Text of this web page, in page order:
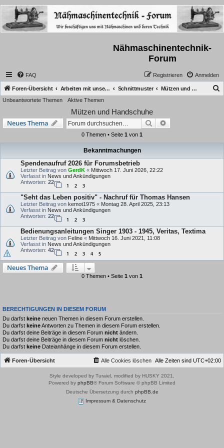
Nähmaschinentechnik-
Forum
FAQ Anmelden
Registrieren
Foren-Übersicht Arbeiten mit unseren Maschinen Schnittmuster Mützen und Handschuhe
Unbeantwortete Themen Aktive Themen
Mützen und Handschuhe
Neues Thema Suche
0 Themen • Seite 1 von 1
Bekanntmachungen
Spendenaufruf 2026 für Forumsbetrieb
Letzter Beitrag von GerdK « Mittwoch 17. Juni 2026, 22:22
Verfasst in News und Ankündigungen
Antworten: 22
1 2 3
"Seht das Leben positiv" - Nachruf für Thomas Hansen
Letzter Beitrag von kemot1975 « Montag 28. April 2025, 23:13
Verfasst in News und Ankündigungen
Antworten: 22
1 2 3
Bedienungsanleitungen Singer 1903 - 1945, Veritas, Textima
Letzter Beitrag von Feline « Mittwoch 16. Juni 2021, 11:08
Verfasst in News und Ankündigungen
Antworten: 42
1 2 3 4 5
Neues Thema
0 Themen • Seite 1 von 1
BERECHTIGUNGEN IN DIESEM FORUM
Du darfst keine neuen Themen in diesem Forum erstellen.
Du darfst keineAntworten zu Themen in diesem Forum erstellen.
Du darfst deine Beiträge in diesem Forum nicht ändern.
Du darfst deine Beiträge in diesem Forum nicht löschen.
Du darfst keine Dateianhänge in diesem Forum erstellen.
Foren-Übersicht Alle Zeiten sind UTC+02:00
Alle Cookies löschen
Style developed by Turaiel, modified by HUSKY 2021,
Powered by phpBB® Forum Software © phpBB Limited
Deutsche Übersetzung durch phpBB.de
Impressum & Datenschutz